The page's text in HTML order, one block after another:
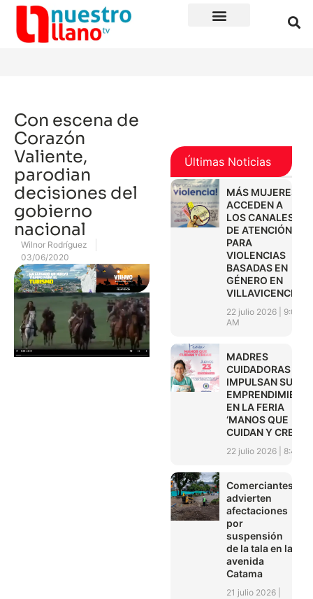
Con escena de
Corazón
Valiente,
parodian
decisiones del
gobierno
nacional
Wilnor Rodríguez
03/06/2020
Últimas Noticias
MÁS MUJERES
ACCEDEN A
LOS CANALES
DE ATENCIÓN
PARA
VIOLENCIAS
BASADAS EN
GÉNERO EN
VILLAVICENCIO
22 julio 2026
9:01
AM
MADRES
CUIDADORAS
IMPULSAN SUS
EN LA FERIA
‘MANOS QUE
CUIDAN Y CREAN’
22 julio 2026 8:45
Comerciantes
advierten
afectaciones
por
suspensión
de la tala en la
avenida
Catama
21 julio 2026